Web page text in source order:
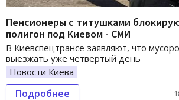
Пенсионеры с титушками
полигон под Киевом - СМИ
В Киевспецтрансе заявляют, что
выезжать уже четвертый день
Новости Киева
Подробнее